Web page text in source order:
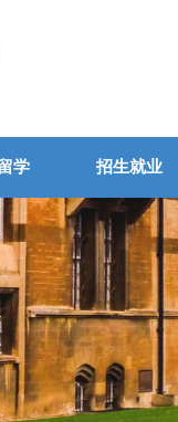
多能的
学 招生就业